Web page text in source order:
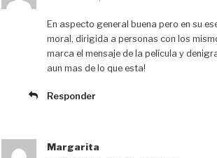
En aspecto general buena pero en su
moral, dirigida a personas con los
marca el mensaje de la película y
aun mas de lo que esta!
Responder
Margarita